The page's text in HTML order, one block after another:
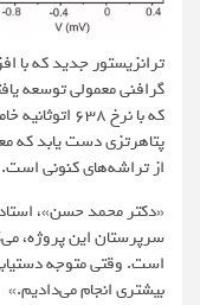
ترانزیستور جدید که با
گرافنی معمولی توسعه
که با نرخ
پتا‌هرتزی دست یابد که
از تراشه‌های کنونی است.
«دکتر محمد حسن»،
سرپرستان این پروژه،
است. وقتی متوجه
بیشتری انجام می‌دادیم.»